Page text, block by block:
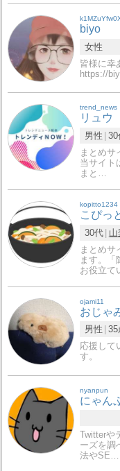
biyo
女性
皆様に幸
https://
trend_news
リュウ
男性 30
まとめサ
当サイト
まと…
kopitto1234
こぴっ
30代
山
まとめサ
ます。「
お役立て
ojami11
おじゃ
男性 35
応援して
す。
nyanpun
にゃん
Twitterや
ーズを調
法やSE…